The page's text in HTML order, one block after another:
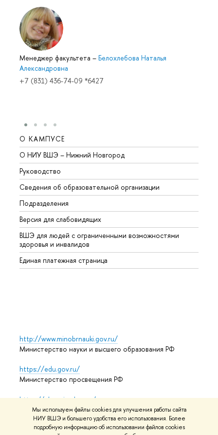
Мы используем файлы cookies для улучшения работы сайта
НИУ ВШЭ и большего удобства его использования. Более
подробную информацию об использовании файлов cookies
Менеджер факультета – Белохлебова Наталья
Александровна
+7 (831) 436-74-09 *6427
О КАМПУСЕ
О НИУ ВШЭ – Нижний Новгород
Руководство
Сведения об образовательной организации
Подразделения
Версия для слабовидящих
ВШЭ для людей с ограниченными возможностями
здоровья и инвалидов
Единая платежная страница
http://www.minobrnauki.gov.ru/
Министерство науки и высшего образования РФ
https://edu.gov.ru/
Министерство просвещения РФ
https://elearning.hse.ru/mooc
Массовые открытые онлайн-курсы